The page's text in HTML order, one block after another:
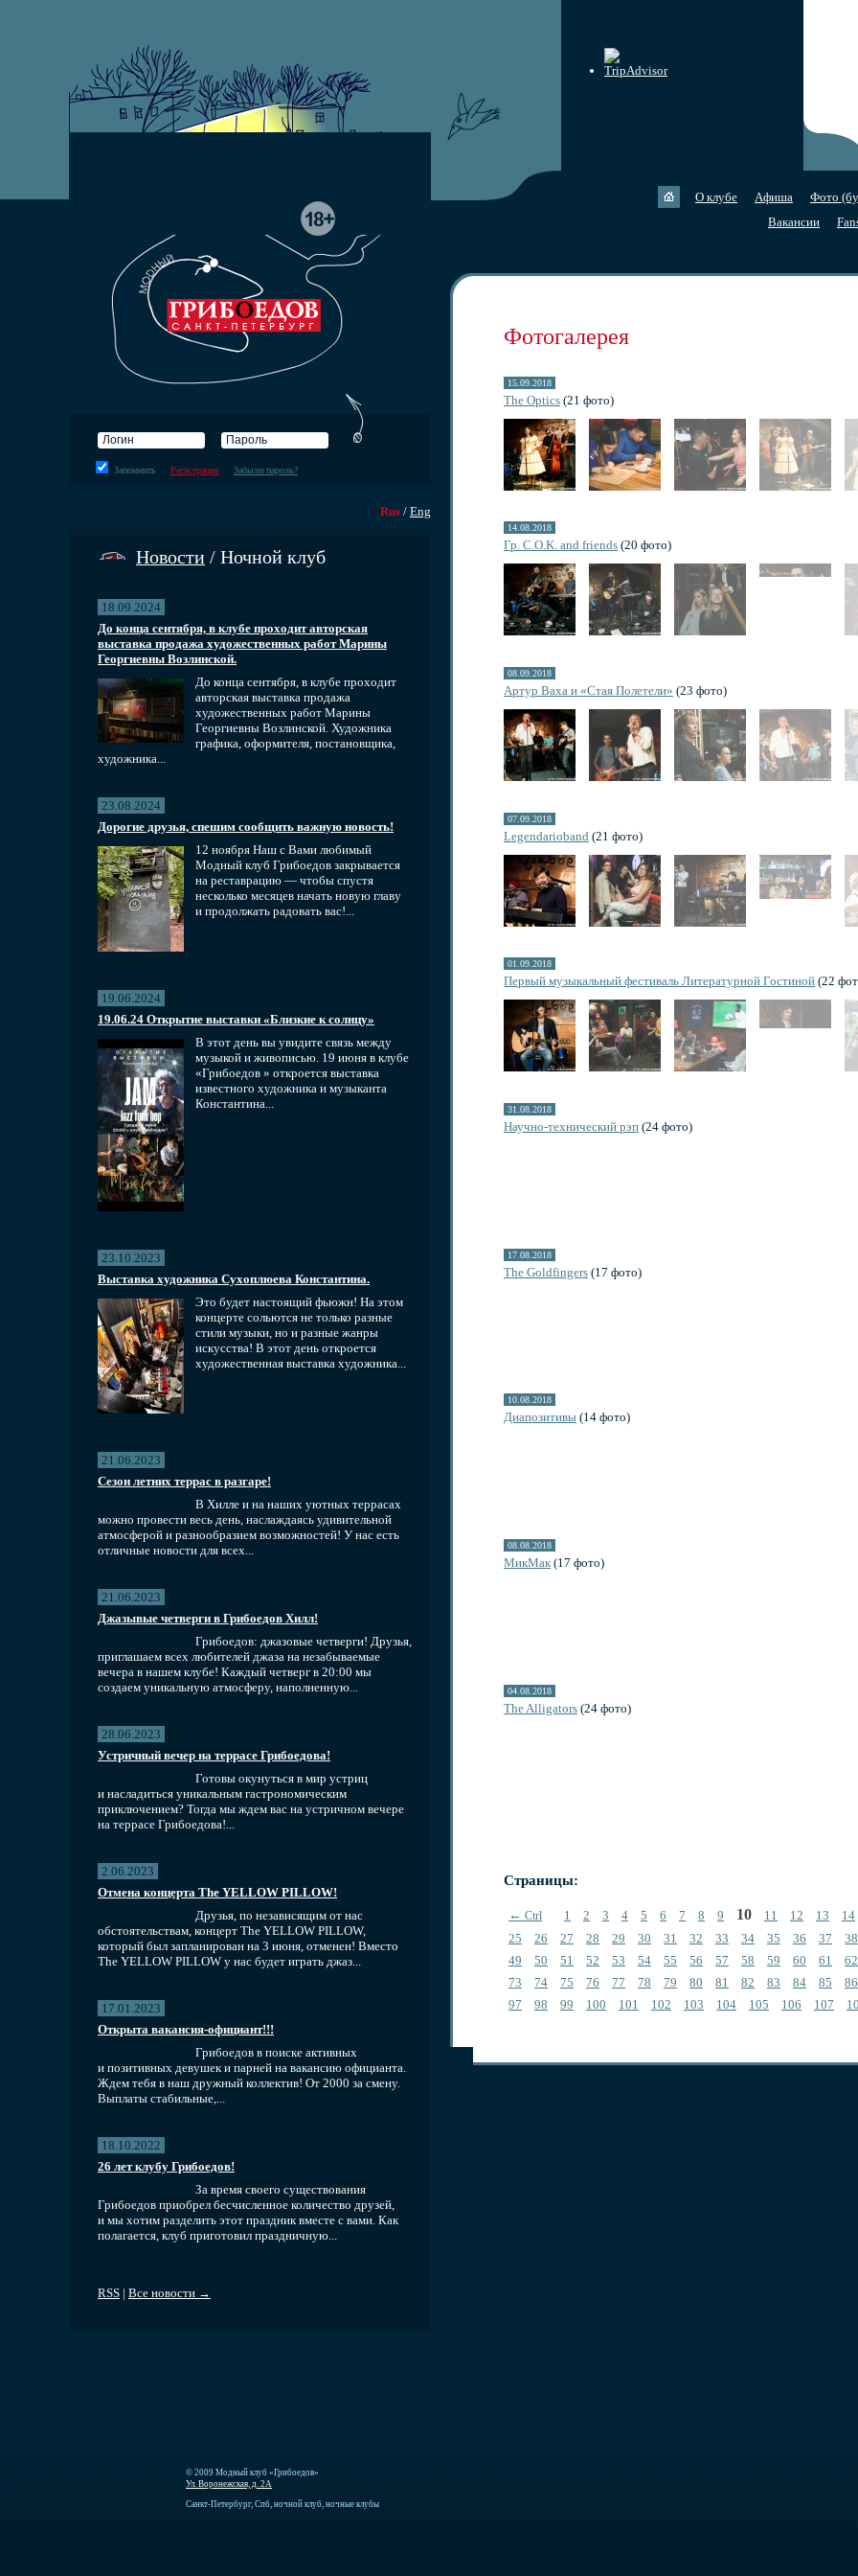
О клубе Афиша
Фото
Вакансии
Запомнить Регистрация Забыли пароль?
Rus / Eng
Новости / Ночной клуб
18.09.2024
До конца сентября, в клубе проходит авторская
выставка продажа художественных работ Марины
Георгиевны Возлинской.
До конца сентября, в клубе проходит
авторская выставка продажа
художественных работ Марины
Георгиевны Возлинской. Художника
графика, оформителя, постановщика,
художника...
23.08.2024
Дорогие друзья, спешим сообщить важную новость!
12 ноября Наш с Вами любимый
Модный клуб Грибоедов закрывается
на реставрацию — чтобы спустя
несколько месяцев начать новую главу
и продолжать радовать вас!...
19.06.2024
19.06.24 Открытие выставки «Близкие к солнцу»
В этот день вы увидите связь между
музыкой и живописью. 19 июня в клубе
«Грибоедов » откроется выставка
известного художника и музыканта
Константина...
23.10.2023
Выставка художника Сухоплюева Константина.
Это будет настоящий фьюжн! На этом
концерте сольются не только разные
стили музыки, но и разные жанры
искусства! В этот день откроется
художественная выставка художника...
21.06.2023
Сезон летних террас в разгаре!
В Хилле и на наших уютных террасах
можно провести весь день, наслаждаясь удивительной
атмосферой и разнообразием возможностей! У нас есть
отличные новости для всех...
21.06.2023
Джазывые четверги в Грибоедов Хилл!
Грибоедов: джазовые четверги! Друзья,
приглашаем всех любителей джаза на незабываемые
вечера в нашем клубе! Каждый четверг в 20:00 мы
создаем уникальную атмосферу, наполненную...
28.06.2023
Устричный вечер на террасе Грибоедова!
Готовы окунуться в мир устриц
и насладиться уникальным гастрономическим
приключением? Тогда мы ждем вас на устричном вечере
на террасе Грибоедова!...
2.06.2023
Отмена концерта The YELLOW PILLOW!
Друзья, по независящим от нас
обстоятельствам, концерт The YELLOW PILLOW,
который был запланирован на 3 июня, отменен! Вместо
The YELLOW PILLOW у нас будет играть джаз...
17.01.2023
Открыта вакансия-официант!!!
Грибоедов в поиске активных
и позитивных девушек и парней на вакансию официанта.
Ждем тебя в наш дружный коллектив! От 2000 за смену.
Выплаты стабильные,...
18.10.2022
26 лет клубу Грибоедов!
За время своего существования
Грибоедов приобрел бесчисленное количество друзей,
и мы хотим разделить этот праздник вместе с вами. Как
полагается, клуб приготовил праздничную...
RSS | Все новости →
Фотогалерея
15.09.2018
The Optics (21 фото)
14.08.2018
Гр. C.O.K. and friends (20 фото)
08.09.2018
Артур Ваха и «Стая Полетели» (23 фото)
07.09.2018
Legendarioband (21 фото)
01.09.2018
Первый музыкальный фестиваль Литературной Гостиной (22
31.08.2018
Научно-технический рэп (24 фото)
17.08.2018
The Goldfingers (17 фото)
10.08.2018
Диапозитивы (14 фото)
08.08.2018
МикМак (17 фото)
04.08.2018
The Alligators (24 фото)
Страницы:
← Ctrl 1 2 3 4 5 6 7 8 9 10 11 12 13
14
25
26 27 28 29 30 31 32 33 34 35 36 37
38
49
50 51 52 53 54 55 56 57 58 59 60 61
62
73
74 75 76 77 78 79 80 81 82 83 84 85
86
97
98 99 100 101 102 103 104 105 106 107
© 2009 Модный клуб «Грибоедов»
Ул. Воронежская, д. 2А
Санкт-Петербург, Спб, ночной клуб, ночные клубы